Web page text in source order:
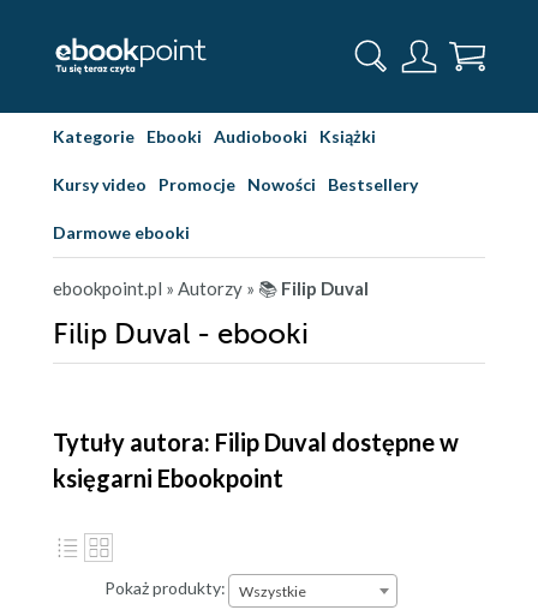
Kategorie Ebooki Audiobooki Książki
Kursy video Promocje Nowości Bestsellery
Darmowe ebooki
ebookpoint.pl » Autorzy » 📚 Filip Duval
Filip Duval - ebooki
Tytuły autora: Filip Duval dostępne w
księgarni Ebookpoint
Pokaż produkty: Wszystkie